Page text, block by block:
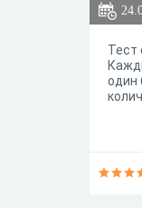
Тест
один